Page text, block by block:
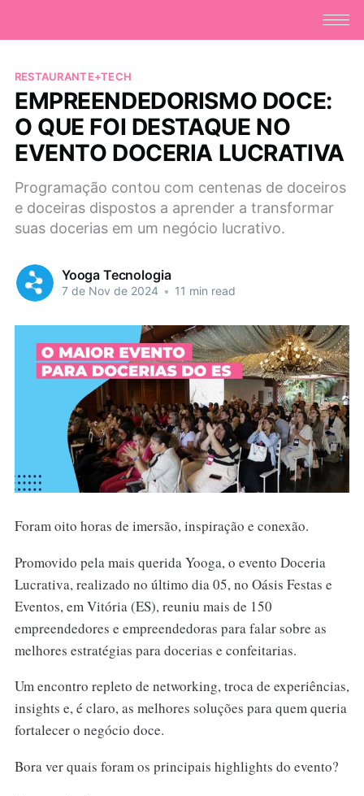
RESTAURANTE+TECH
EMPREENDEDORISMO DOCE:
O QUE FOI DESTAQUE NO
EVENTO DOCERIA LUCRATIVA
Programação contou com centenas de doceiros
e doceiras dispostos a aprender a transformar
suas docerias em um negócio lucrativo.
Yooga Tecnologia
7 de Nov de 2024 • 11 min read
Foram oito horas de imersão, inspiração e conexão.
Promovido pela mais querida Yooga, o evento Doceria
Lucrativa, realizado no último dia 05, no Oásis Festas e
Eventos, em Vitória (ES), reuniu mais de 150
empreendedores e empreendedoras para falar sobre as
melhores estratégias para docerias e confeitarias.
Um encontro repleto de networking, troca de experiências,
insights e, é claro, as melhores soluções para quem queria
fortalecer o negócio doce.
Bora ver quais foram os principais highlights do evento?